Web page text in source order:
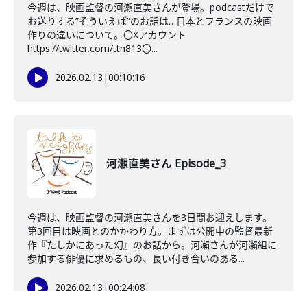
今週は、映画監督の河瀨直美さんが登場。podcastだけで
お送りする”そういえば”のお話は…日本とフランスの映画
作りの違いについて。〇Xアカウント
https://twitter.com/ttn813〇...
2026.02.13 |00:10:16
河瀨直美さん Episode_3
今週は、映画監督の河瀨直美さんを3日間お迎えします。
第3回目は映画とのかかわり方。まずは公開中の監督最新
作『たしかにあった幻』のお話から。河瀨さんが河瀨組に
参加する俳優に求めるもの、長い付き合いのある...
2026.02.13 |00:24:08